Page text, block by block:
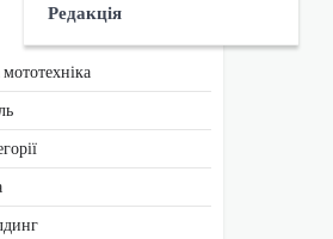
Редакція